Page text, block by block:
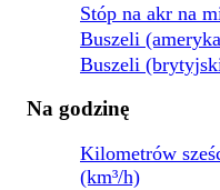
Stóp na akr na
Buszeli
Buszeli
Na godzinę
Kilometrów
(km³/h)